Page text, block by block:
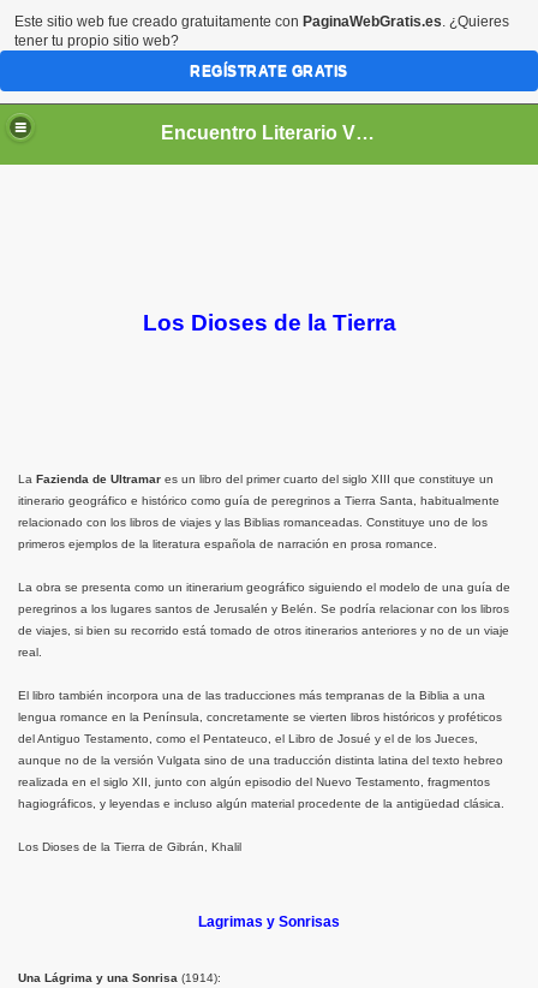
Encuentro Literario Virtual
Los Dioses de la Tierra
La Fazienda de Ultramar es un libro del primer cuarto del siglo XIII que constituye un
itinerario geográfico e histórico como guía de peregrinos a Tierra Santa, habitualmente
relacionado con los libros de viajes y las Biblias romanceadas. Constituye uno de los
primeros ejemplos de la literatura española de narración en prosa romance.
La obra se presenta como un itinerarium geográfico siguiendo el modelo de una guía de
peregrinos a los lugares santos de Jerusalén y Belén. Se podría relacionar con los libros
de viajes, si bien su recorrido está tomado de otros itinerarios anteriores y no de un viaje
real.
El libro también incorpora una de las traducciones más tempranas de la Biblia a una
lengua romance en la Península, concretamente se vierten libros históricos y proféticos
del Antiguo Testamento, como el Pentateuco, el Libro de Josué y el de los Jueces,
aunque no de la versión Vulgata sino de una traducción distinta latina del texto hebreo
realizada en el siglo XII, junto con algún episodio del Nuevo Testamento, fragmentos
hagiográficos, y leyendas e incluso algún material procedente de la antigüedad clásica.
Los Dioses de la Tierra de Gibrán, Khalil
Lagrimas y Sonrisas
Una Lágrima y una Sonrisa (1914):
Este sitio web fue creado gratuitamente con PaginaWebGratis.es. ¿Quieres
tener tu propio sitio web?
REGÍSTRATE GRATIS